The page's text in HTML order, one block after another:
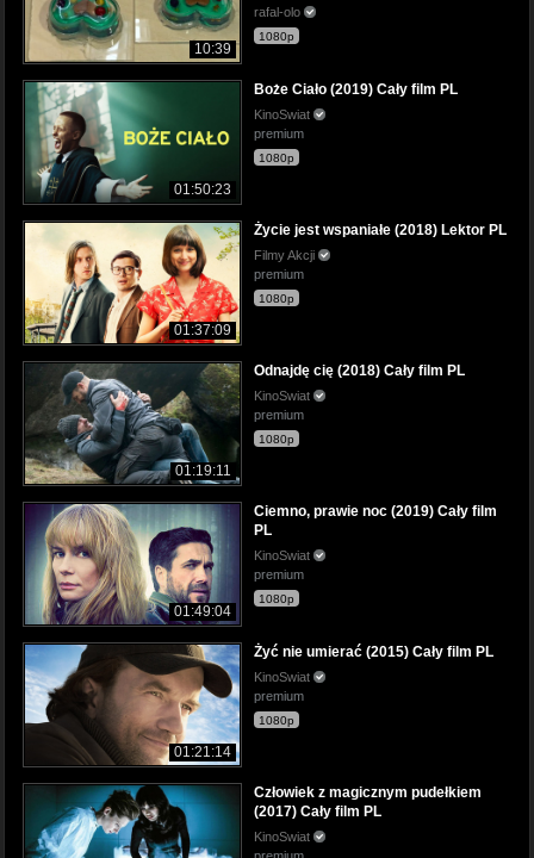
10:39
rafal-olo
1080p
01:50:23
Boże Ciało (2019) Cały film PL
KinoSwiat
premium
1080p
01:37:09
Życie jest wspaniałe (2018) Lektor PL
Filmy Akcji
premium
1080p
01:19:11
Odnajdę cię (2018) Cały film PL
KinoSwiat
premium
1080p
01:49:04
Ciemno, prawie noc (2019) Cały film
PL
KinoSwiat
premium
1080p
01:21:14
Żyć nie umierać (2015) Cały film PL
KinoSwiat
premium
1080p
Człowiek z magicznym pudełkiem
(2017) Cały film PL
KinoSwiat